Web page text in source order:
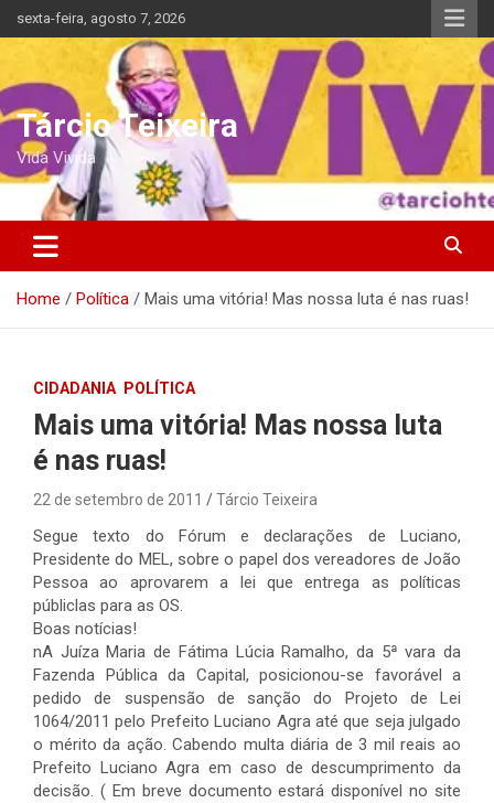
to
sexta-feira, agosto 7, 2026
Tárcio Teixeira
Vida Vivida
Home Política Mais uma vitória! Mas nossa luta é nas ruas!
CIDADANIA POLÍTICA
Mais uma vitória! Mas nossa luta
é nas ruas!
22 de setembro de 2011 Tárcio Teixeira
Segue texto do Fórum e declarações de Luciano,
Presidente do MEL, sobre o papel dos vereadores de João
Pessoa ao aprovarem a lei que entrega as políticas
públiclas para as OS.
Boas notícias!
nA Juíza Maria de Fátima Lúcia Ramalho, da 5ª vara da
Fazenda Pública da Capital, posicionou-se favorável a
pedido de suspensão de sanção do Projeto de Lei
1064/2011 pelo Prefeito Luciano Agra até que seja julgado
o mérito da ação. Cabendo multa diária de 3 mil reais ao
Prefeito Luciano Agra em caso de descumprimento da
decisão. ( Em breve documento estará disponível no site